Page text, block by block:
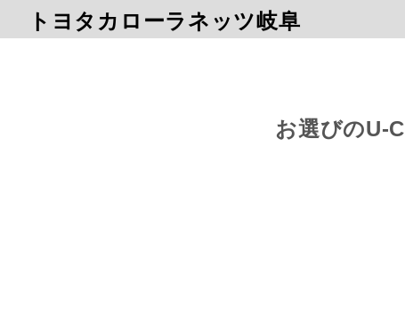
トヨタカローラネッツ岐阜
お選びのU-